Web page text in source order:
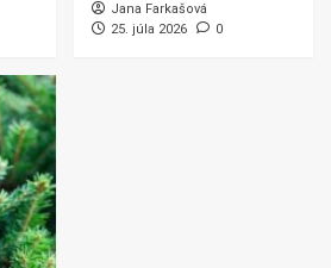
Jana Farkašová
25. júla 2026
0